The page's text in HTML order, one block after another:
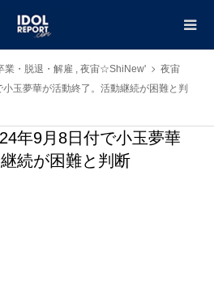
業・脱退・解雇 , 夜宙☆ShiNew'
夜宙
玉夢華が活動終了。活動継続が困難と判
年9月8日付で小玉夢華
続が困難と判断